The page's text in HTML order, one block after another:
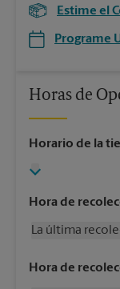
Estime el
Programe
Horas de
Horario de la
Hora de
La última
Miércoles
Hora de